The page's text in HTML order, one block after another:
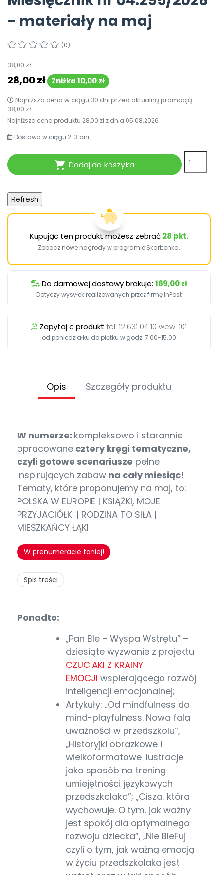
Pomoc
- materiały na maj
(0)
38,00 zł
28,00 zł Zniżka 10,00 zł
Najniższa cena w ciągu 30 dni przed aktualną promocją:
38,00 zł
Najniższa cena produktu 28,00 zł z dnia 05.08.2026
Dostawa w ciągu 2-3 dni.
 Dodaj do koszyka
Kupując ten produkt możesz zebrać 28 pkt.
Zobacz nowe nagrody w programie Skarbonka.
Do darmowej dostawy brakuje: 169,00 zł
Dotyczy wysyłek realizowanych przez firmę InPost
Zapytaj o produkt tel. 12 631 04 10 wew. 101
od poniedziałku do piątku w godz. 7.00-15.00
Opis Szczegóły produktu
W numerze: kompleksowo i starannie
opracowane cztery kręgi tematyczne,
czyli gotowe scenariusze pełne
inspirujących zabaw na cały miesiąc!
Tematy, które proponujemy na maj, to:
POLSKA W EUROPIE | KSIĄŻKI, MOJE
PRZYJACIÓŁKI | RODZINA TO SIŁA |
MIESZKAŃCY ŁĄKI
W prenumeracie taniej!
Spis treści
Ponadto:
„Pan Ble – Wyspa Wstrętu” –
dziesiąte wyzwanie z projektu
CZUCIAKI Z KRAINY
EMOCJI wspierającego rozwój
inteligencji emocjonalnej;
Artykuły: „Od mindfulness do
mind-playfulness. Nowa fala
uważności w przedszkolu”,
„Historyjki obrazkowe i
wielkoformatowe ilustracje
jako sposób na trening
umiejętności językowych
przedszkolaka”; „Cisza, która
wychowuje. O tym, jak ważny
jest spokój dla optymalnego
rozwoju dziecka”, „Nie BleFuj
czyli o tym, jak ważną emocją
w życiu przedszkolaka jest